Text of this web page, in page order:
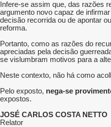
Infere-se assim que, das razões
argumento novo capaz de
decisão recorrida ou de apontar
reforma.
Portanto, como as razões do
apreciadas pela decisão
se vislumbram motivos para a
Neste contexto, não há como
Pelo exposto, nega-se
expostos.
JOSÉ CARLOS COSTA NETTO
Relator